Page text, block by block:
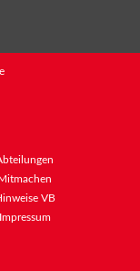
VB
Impressum